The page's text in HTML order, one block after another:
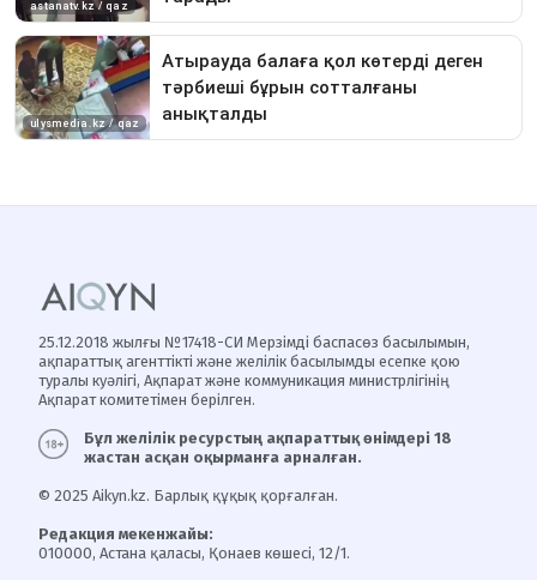
25.12.2018 жылғы №17418-СИ Мерзімді баспасөз басылымын,
ақпараттық агенттікті және желілік басылымды есепке қою
туралы куәлігі, Ақпарат және коммуникация министрлігінің
Ақпарат комитетімен берілген.
Бұл желілік ресурстың ақпараттық өнімдері 18
жастан асқан оқырманға арналған.
© 2025 Aikyn.kz. Барлық құқық қорғалған.
Редакция мекенжайы:
010000, Астана қаласы, Қонаев көшесі, 12/1.